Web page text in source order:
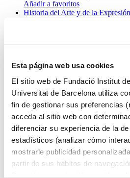
Esta página web usa cookies
El sitio web de Fundació Institut
Universitat de Barcelona utiliza
fin de gestionar sus preferencias
acceda al sitio web con
diferenciar su experiencia de la
estadísticos (analizar cómo
mostrarle publicidad
partir de sus hábitos de
Añadir a favoritos
Historia del Arte y de la
Matrícula abierta
Añadir a favoritos
Historia del Arte y de la
Experto en
Contemporáneo
Online
20 Créditos ECTS
Matrícula abierta